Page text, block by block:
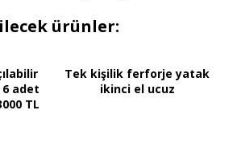
ürünler:
6 adet
TL
Tek kişilik ferforje yatak
ikinci el ucuz